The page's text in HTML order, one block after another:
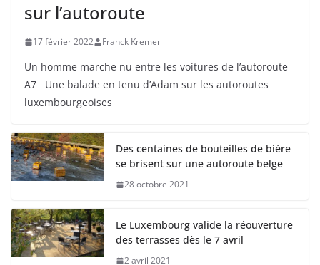
sur l’autoroute
17 février 2022 Franck Kremer
Un homme marche nu entre les voitures de l’autoroute
A7 Une balade en tenu d’Adam sur les autoroutes
luxembourgeoises
Des centaines de bouteilles de bière
se brisent sur une autoroute belge
28 octobre 2021
Le Luxembourg valide la réouverture
des terrasses dès le 7 avril
2 avril 2021